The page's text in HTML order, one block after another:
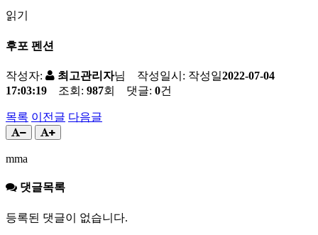
읽기
후포 펜션
작성자: 최고관리자님 작성일시: 작성일2022-07-04
17:03:19 조회: 987회 댓글: 0건
목록 이전글 다음글
mma
댓글목록
등록된 댓글이 없습니다.